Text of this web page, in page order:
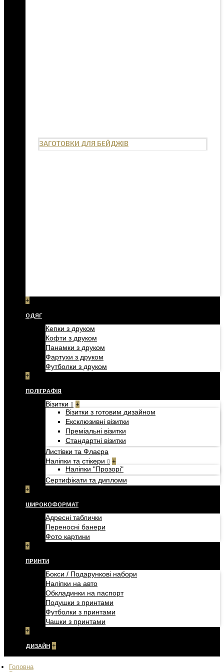
ЗАГОТОВКИ ДЛЯ БЕЙДЖІВ
+
ОДЯГ
Кепки з друком
Кофти з друком
Панамки з друком
Фартухи з друком
Футболки з друком
+
ПОЛІГРАФІЯ
Візитки +
Візитки з готовим дизайном
Ексклюзивні візитки
Преміальні візитки
Стандартні візитки
Листівки та Флаєра
Наліпки та стікери
+
Наліпки "Прозорі"
Сертифікати та дипломи
+
ШИРОКОФОРМАТ
Адресні таблички
Переносні банери
Фото картини
+
ПРИНТИ
Бокси / Подарункові набори
Наліпки на авто
Обкладинки на паспорт
Подушки з принтами
Футболки з принтами
Чашки з принтами
+
ДИЗАЙН +
Головна